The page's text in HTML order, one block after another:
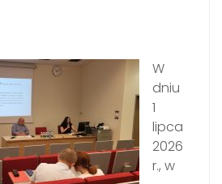
W
dniu
1
lipca
2026
r., w